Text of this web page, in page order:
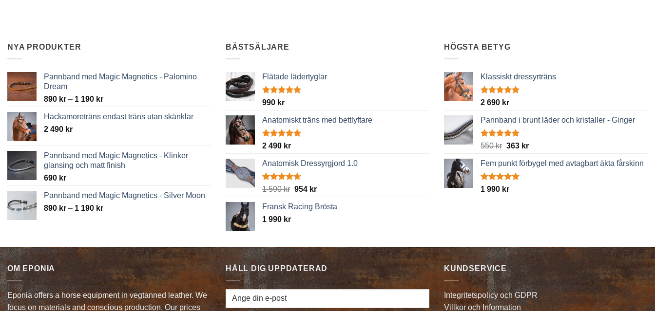
NYA PRODUKTER
Pannband med Magic Magnetics - Palomino
Dream
890 kr – 1 190 krPrice
890 kr
Hackamoreträns endast träns utan skänklar
2 490 kr
Pannband med Magic Magnetics - Klinker
glansing och matt finish
690 kr
Pannband med Magic Magnetics - Silver Moon
890 kr – 1 190 krPrice
1
190 kr
BÄSTSÄLJARE
Flätade lädertyglar
Betygsatt
990 kr
Anatomiskt träns med bettlyftare
Betygsatt
2 490 kr
Anatomisk Dressyrgjord 1.0
Betygsatt
1 590kr Det
priset
954 krDet
priset
Fransk Racing Brösta
1 990 kr
HÖGSTA BETYG
Klassiskt dressyrträns
Betygsatt
2 690 kr
Pannband i brunt läder och kristaller - Ginger
Betygsatt
550kr Det
priset
var:
550 kr.
363 krDet
priset
Fem punkt förbygel med avtagbart äkta fårskinn
Betygsatt
1 990 kr
OM EPONIA
Eponia offers a horse equipment in vegtanned leather. We
focus on materials and conscious production. Our prices
HÅLL DIG UPPDATERAD KUNDSERVICE
Integritetspolicy och GDPR
Villkor och Information